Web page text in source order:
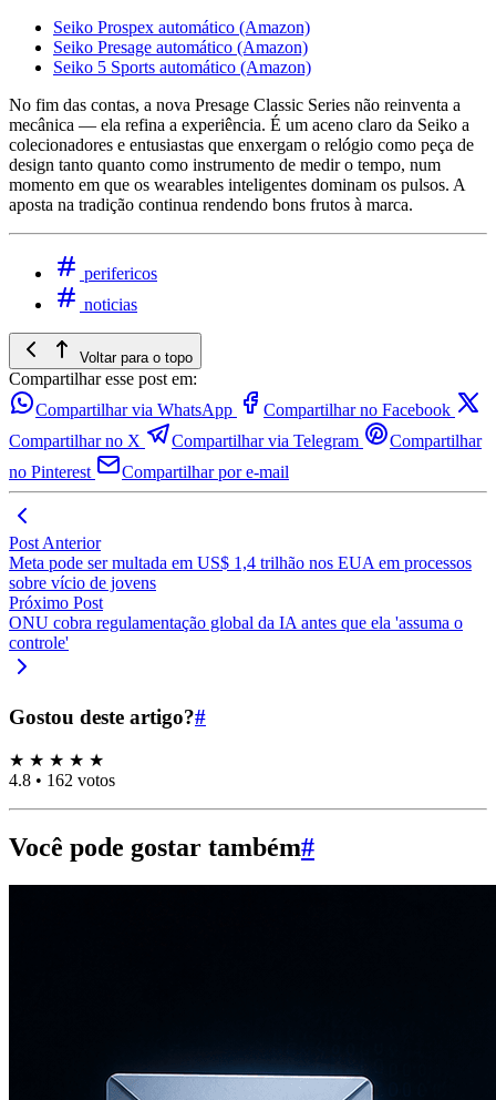
Seiko Prospex automático (Amazon)
Seiko Presage automático (Amazon)
Seiko 5 Sports automático (Amazon)
No fim das contas, a nova Presage Classic Series não reinventa a
mecânica — ela refina a experiência. É um aceno claro da Seiko a
colecionadores e entusiastas que enxergam o relógio como peça de
design tanto quanto como instrumento de medir o tempo, num
momento em que os wearables inteligentes dominam os pulsos. A
aposta na tradição continua rendendo bons frutos à marca.
perifericos
noticias
Voltar para o topo
Compartilhar esse post em:
Compartilhar via WhatsApp
Compartilhar no Facebook
Compartilhar no X
Compartilhar via Telegram
Compartilhar
no Pinterest
Compartilhar por e-mail
Post Anterior
Meta pode ser multada em US$ 1,4 trilhão nos EUA em processos
sobre vício de jovens
Próximo Post
ONU cobra regulamentação global da IA antes que ela 'assuma o
controle'
Gostou deste artigo?#
★ ★ ★ ★ ★
4.8 • 162 votos
Você pode gostar também#